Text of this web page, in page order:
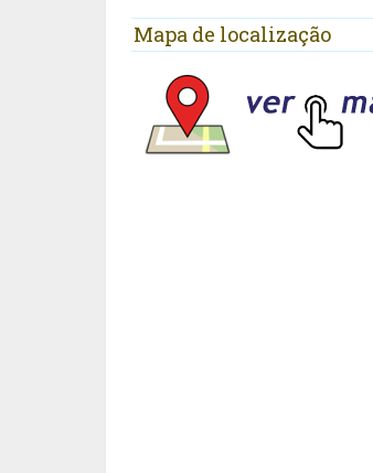
Mapa de localização